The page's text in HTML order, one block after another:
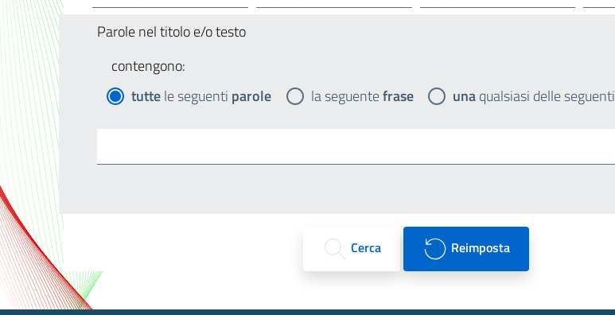
Parole nel titolo e/o testo
contengono:
tuttele seguenti parole la seguentefrase unaqualsiasi delle seguenti
Cerca Reimposta